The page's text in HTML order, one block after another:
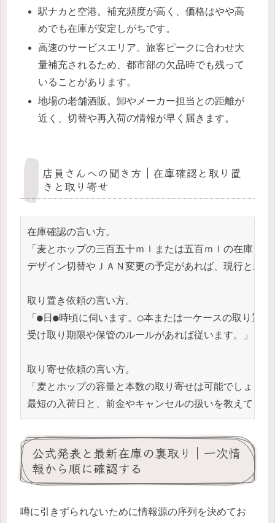
駅ナカと空港。補充頻度が高く、価格はやや高
めでも在庫が安定しがちです。
高速のサービスエリア。旅客ピークに合わせ大
量補充されるため、都市部の欠品時でも残って
いることがあります。
地場の老舗酒販。卸やメーカー担当との距離が
近く、切替や再入荷の情報が早く届きます。
店員さんへの聞き方｜在庫確認と取り置
きと取り寄せ
在庫確認の言い方。
「麦とホップの三百五十ｍｌまたは五百ｍｌの在庫と
デザイン切替やＪＡＮ変更の予定があれば、現行と新
取り置き依頼の言い方。
「●日●時頃に伺います。○本または一ケースの取り置
受け取り期限や保管のルールがあれば従います。」
取り寄せ依頼の言い方。
「麦とホップの容量と本数の取り寄せは可能でしょう
最短の入荷日と、前金やキャンセルの扱いを教えてく
公式発表と最新在庫の裏取り｜一次情
報から順に確認する
噂に引きずられないために情報源の序列を決めてお